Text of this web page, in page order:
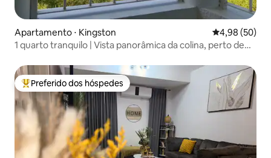
Apartamento ⋅ Kingston 4,98 de uma
4,98 (50)
1 quarto tranquilo | Vista panorâmica da colina, perto de
Entre os melhores preferidos dos hóspedes
Preferido dos hóspedes